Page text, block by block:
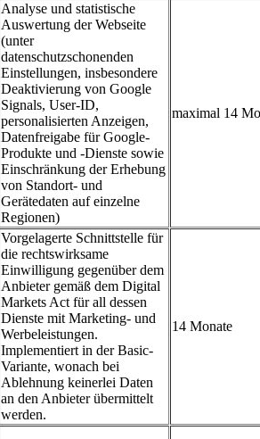
Analyse und statistische
Auswertung der Webseite
(unter
datenschutzschonenden
Einstellungen, insbesondere
Deaktivierung von Google
Signals, User-ID,
personalisierten Anzeigen,
Datenfreigabe für Google-
Produkte und -Dienste sowie
Einschränkung der Erhebung
von Standort- und
Gerätedaten auf einzelne
Regionen)
maximal 14
Vorgelagerte Schnittstelle für
die rechtswirksame
Einwilligung gegenüber dem
Anbieter gemäß dem Digital
Markets Act für all dessen
Dienste mit Marketing- und
Werbeleistungen.
Implementiert in der Basic-
Variante, wonach bei
Ablehnung keinerlei Daten
an den Anbieter übermittelt
werden.
14 Monate